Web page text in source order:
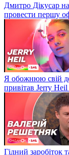
Дмитро Дікусар
провести першу
Я обожнюю свій
привітав Jerry Heil
Гідний заробіток